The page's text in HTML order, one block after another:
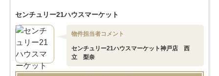
センチュリー21ハウスマーケット
物件担当者コメント
センチュリー21ハウスマーケット神戸店 西
立 梨奈